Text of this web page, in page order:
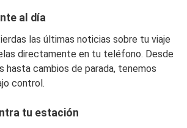
al día
las últimas noticias sobre tu viaje
directamente en tu teléfono. Desde
hasta cambios de parada, tenemos
control.
tu estación